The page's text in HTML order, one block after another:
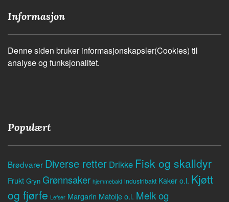
Informasjon
Denne siden bruker informasjonskapsler(Cookies) til
analyse og funksjonalitet.
Populært
Brødvarer Diverse retter Drikke Fisk og skalldyr
Frukt Gryn Grønnsaker hjemmebakt industribakt Kaker o.l. Kjøtt
og fjørfe Lefser Margarin Matolje o.l. Melk og